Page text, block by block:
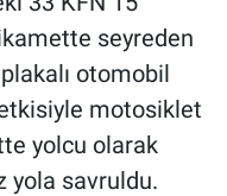
seyreden
otomobil
motosiklet
yolcu olarak
yola savruldu.